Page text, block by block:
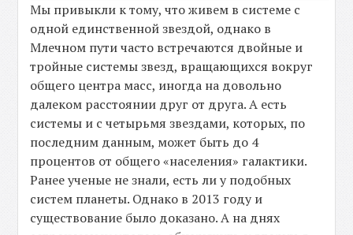
Мы привыкли к тому, что живем в системе с
одной единственной звездой, однако в
Млечном пути часто встречаются двойные и
тройные системы звезд, вращающихся вокруг
общего центра масс, иногда на довольно
далеком расстоянии друг от друга. А есть
системы и с четырьмя звездами, которых, по
последним данным, может быть до 4
процентов от общего «населения» галактики.
Ранее ученые не знали, есть ли у подобных
систем планеты. Однако в 2013 году и
существование было доказано. А на днях